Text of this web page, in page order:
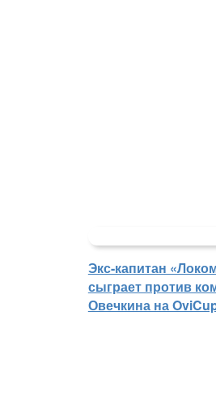
Экс-капитан
сыграет против
Овечкина на